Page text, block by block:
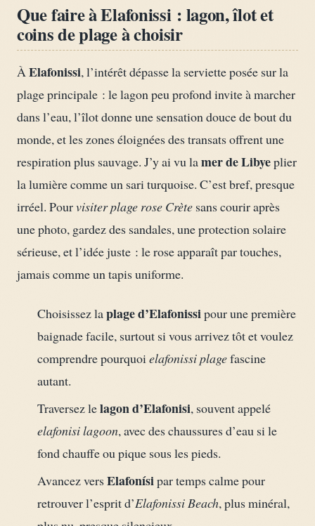
Que faire à Elafonissi : lagon, îlot et
coins de plage à choisir
À Elafonissi, l’intérêt dépasse la serviette posée sur la
plage principale : le lagon peu profond invite à marcher
dans l’eau, l’îlot donne une sensation douce de bout du
monde, et les zones éloignées des transats offrent une
respiration plus sauvage. J’y ai vu lamer de Libyeplier
la lumière comme un sari turquoise. C’est bref, presque
irréel. Pourvisiter plage rose Crète sans courir après
une photo, gardez des sandales, une protection solaire
sérieuse, et l’idée juste : le rose apparaît par touches,
jamais comme un tapis uniforme.
Choisissez laplage d’Elafonissipour une première
baignade facile, surtout si vous arrivez tôt et voulez
comprendre pourquoi elafonissi plagefascine
autant.
Traversez lelagon d’Elafonisi, souvent appelé
elafonisi lagoon, avec des chaussures d’eau si le
fond chauffe ou pique sous les pieds.
Avancez versElafonísipar temps calme pour
retrouver l’esprit d’Elafonissi Beach, plus minéral,